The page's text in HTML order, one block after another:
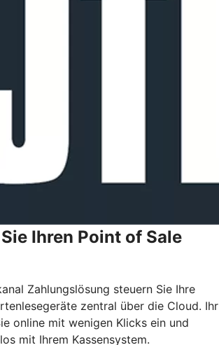
Ihren Point of Sale
Zahlungslösung steuern Sie Ihre
zentral über die Cloud. Ihr
online mit wenigen Klicks ein und
mit Ihrem Kassensystem.